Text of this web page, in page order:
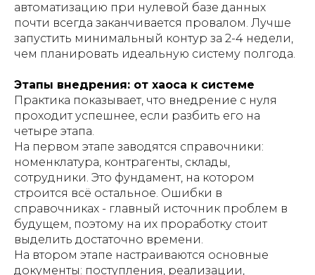
автоматизацию при нулевой базе данных
почти всегда заканчивается провалом. Лучше
запустить минимальный контур за 2-4 недели,
чем планировать идеальную систему полгода.
Этапы внедрения: от хаоса к системе
Практика показывает, что внедрение с нуля
проходит успешнее, если разбить его на
четыре этапа.
На первом этапе заводятся справочники:
номенклатура, контрагенты, склады,
сотрудники. Это фундамент, на котором
строится всё остальное. Ошибки в
справочниках - главный источник проблем в
будущем, поэтому на их проработку стоит
выделить достаточно времени.
На втором этапе настраиваются основные
документы: поступления, реализации,